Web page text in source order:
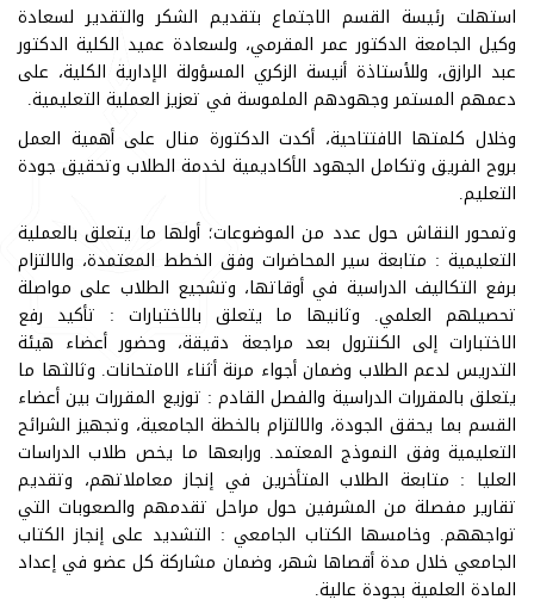
استهلت رئيسة القسم الاجتماع بتقديم الشكر والتقدير لسعادة
وكيل الجامعة الدكتور عمر المقرمي، ولسعادة عميد الكلية الدكتور
عبد الرازق، وللأستاذة أنيسة الزكري المسؤولة الإدارية الكلية، على
دعمهم المستمر وجهودهم الملموسة في تعزيز العملية التعليمية.
وخلال كلمتها الافتتاحية، أكدت الدكتورة منال على أهمية العمل
بروح الفريق وتكامل الجهود الأكاديمية لخدمة الطلاب وتحقيق جودة
التعليم.
وتمحور النقاش حول عدد من الموضوعات؛ أولها ما يتعلق بالعملية
التعليمية : متابعة سير المحاضرات وفق الخطط المعتمدة، والالتزام
برفع التكاليف الدراسية في أوقاتها، وتشجيع الطلاب على مواصلة
تحصيلهم العلمي. وثانيها ما يتعلق بالاختبارات : تأكيد رفع
الاختبارات إلى الكنترول بعد مراجعة دقيقة، وحضور أعضاء هيئة
التدريس لدعم الطلاب وضمان أجواء مرنة أثناء الامتحانات. وثالثها ما
يتعلق بالمقررات الدراسية والفصل القادم : توزيع المقررات بين أعضاء
القسم بما يحقق الجودة، والالتزام بالخطة الجامعية، وتجهيز الشرائح
التعليمية وفق النموذج المعتمد. ورابعها ما يخص طلاب الدراسات
العليا : متابعة الطلاب المتأخرين في إنجاز معاملاتهم، وتقديم
تقارير مفصلة من المشرفين حول مراحل تقدمهم والصعوبات التي
تواجههم. وخامسها الكتاب الجامعي : التشديد على إنجاز الكتاب
الجامعي خلال مدة أقصاها شهر، وضمان مشاركة كل عضو في إعداد
المادة العلمية بجودة عالية.